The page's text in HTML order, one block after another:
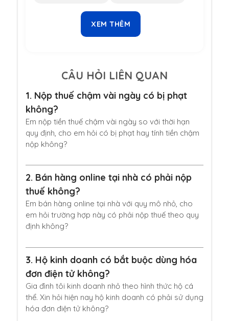
XEM THÊM
CÂU HỎI LIÊN QUAN
1. Nộp thuế chậm vài ngày có bị phạt
không?
Em nộp tiền thuế chậm vài ngày so với thời hạn
quy định, cho em hỏi có bị phạt hay tính tiền chậm
nộp không?
2. Bán hàng online tại nhà có phải nộp
thuế không?
Em bán hàng online tại nhà với quy mô nhỏ, cho
em hỏi trường hợp này có phải nộp thuế theo quy
định không?
3. Hộ kinh doanh có bắt buộc dùng hóa
đơn điện tử không?
Gia đình tôi kinh doanh nhỏ theo hình thức hộ cá
thể. Xin hỏi hiện nay hộ kinh doanh có phải sử dụng
hóa đơn điện tử không?